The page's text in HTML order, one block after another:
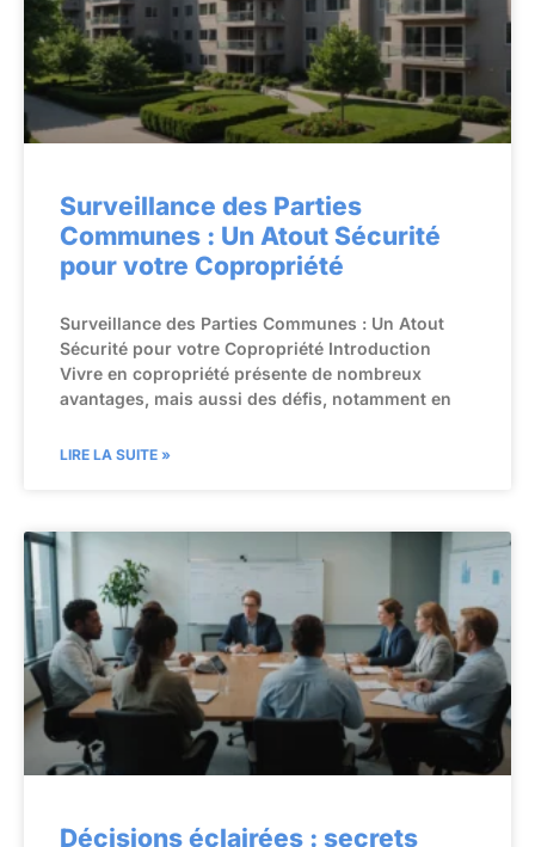
Surveillance des Parties
Communes : Un Atout Sécurité
pour votre Copropriété
Surveillance des Parties Communes : Un Atout
Sécurité pour votre Copropriété Introduction
Vivre en copropriété présente de nombreux
avantages, mais aussi des défis, notamment en
LIRE LA SUITE »
Décisions éclairées : secrets